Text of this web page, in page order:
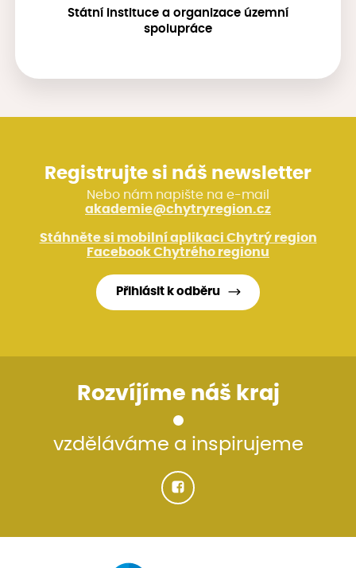
Státní instituce a organizace územní
spolupráce
Registrujte si náš newsletter
Nebo nám napište na e-mail
akademie@chytryregion.cz
Stáhněte si mobilní aplikaci Chytrý region
Facebook Chytrého regionu
Přihlásit k odběru
Rozvíjíme náš kraj
vzděláváme a inspirujeme